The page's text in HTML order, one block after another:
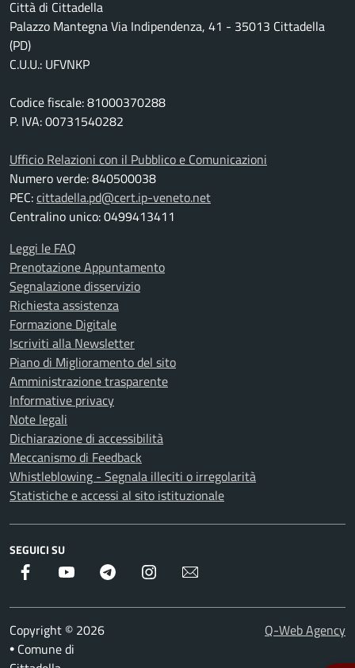
Città di Cittadella
Palazzo Mantegna Via Indipendenza, 41 - 35013 Cittadella
(PD)
C.U.U.: UFVNKP
Codice fiscale: 81000370288
P. IVA: 00731540282
Ufficio Relazioni con il Pubblico e Comunicazioni
Numero verde: 840500038
PEC:cittadella.pd@cert.ip-veneto.net
Centralino unico: 0499413411
Leggi le FAQ
Prenotazione Appuntamento
Segnalazione disservizio
Richiesta assistenza
Formazione Digitale
Iscriviti alla Newsletter
Piano di Miglioramento del sito
Amministrazione trasparente
Informative privacy
Note legali
Dichiarazione di accessibilità
Meccanismo di Feedback
Whistleblowing - Segnala illeciti o irregolarità
Statistiche e accessi al sito istituzionale
SEGUICI SU
Facebook Youtube Telegram Instagram
Copyright © 2026
• Comune di
Q-Web Agency